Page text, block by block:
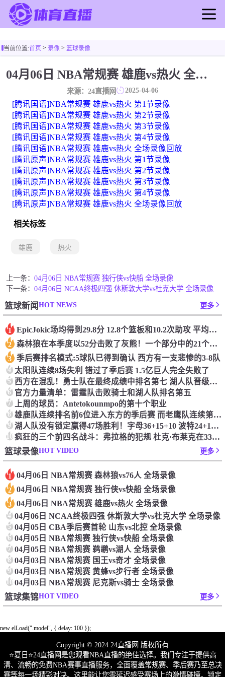
足球直播
足球录像
足球新闻
篮球新闻
当前位置:首页> 录像 > 篮球录像
04月06日 NBA常规赛 雄鹿vs热火 全场录像
来源：24直播网 2025-04-06
[腾讯国语]NBA常规赛 雄鹿vs热火 第1节录像
[腾讯国语]NBA常规赛 雄鹿vs热火 第2节录像
[腾讯国语]NBA常规赛 雄鹿vs热火 第3节录像
[腾讯国语]NBA常规赛 雄鹿vs热火 第4节录像
[腾讯国语]NBA常规赛 雄鹿vs热火 全场录像回放
[腾讯原声]NBA常规赛 雄鹿vs热火 第1节录像
[腾讯原声]NBA常规赛 雄鹿vs热火 第2节录像
[腾讯原声]NBA常规赛 雄鹿vs热火 第3节录像
[腾讯原声]NBA常规赛 雄鹿vs热火 第4节录像
[腾讯原声]NBA常规赛 雄鹿vs热火 全场录像回放
相关标签
雄鹿 热火
上一条： 04月06日 NBA常规赛 独行侠vs快船 全场录像
下一条： 04月06日 NCAA终极四强 休斯敦大学vs杜克大学 全场录像
篮球新闻HOT NEWS 更多
1 Epic️Jokic场均得到29.8分 12.8个篮板和10.2次助攻 平均三双很容易吗？
2 森林狼在本季度以52分击败了灰熊！一个部分中的21个中有18个！骑着摇头丸的战士第六 湖船不舒服
3 季后赛排名模式:5球队已得到确认 西方有一支悲惨的3-8队
4 太阳队连续8场失利 错过了季后赛 1.5亿巨人完全失败了
5 西方在混乱！勇士队在最终成绩中排名第七 湖人队晋级季后赛 火箭向快船送了礼物
6 官方力量清单：雷霆队击败骑士和湖人队排名第五
7 上周的球员：Antetokounmpo的第十个职业
8 雄鹿队连续排名前6位进入东方的季后赛 而老鹰队连续第四年在季后赛中踢球
9 湖人队没有锁定赢得47场胜利！字母36+15+10 波特24+12+8 42胜利以锁定季后赛
10 疯狂的三个前四名战斗：弗拉格的犯规 杜克·布莱克在33秒的惊喜中出现了
篮球录像HOT VIDEO 更多
1 04月06日 NBA常规赛 森林狼vs76人 全场录像
2 04月06日 NBA常规赛 独行侠vs快船 全场录像
3 04月06日 NBA常规赛 雄鹿vs热火 全场录像
4 04月06日 NCAA终极四强 休斯敦大学vs杜克大学 全场录像
5 04月05日 CBA季后赛首轮 山东vs北控 全场录像
6 04月05日 NBA常规赛 独行侠vs快船 全场录像
7 04月05日 NBA常规赛 鹈鹕vs湖人 全场录像
8 04月03日 NBA常规赛 国王vs奇才 全场录像
9 04月03日 NBA常规赛 黄蜂vs步行者 全场录像
1004月03日 NBA常规赛 尼克斯vs骑士 全场录像
篮球集锦HOT VIDEO 更多
new elLoad(".model", { delay: 100 });
Copyright © 2024 24直播网 版权所有
⭐️夏日⭐24直播网是您观看NBA直播的绝佳选择。我们专注于提供高
清、流畅的免费NBA赛事直播服务，全面覆盖常规赛、季后赛乃至总决
赛等每一场精彩对决。这里能让您零延迟感受赛场上的激情碰撞。锁定